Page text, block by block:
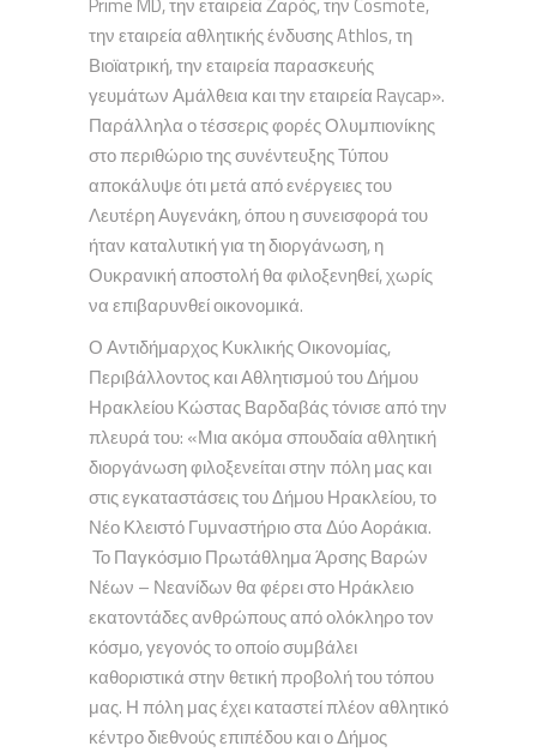
την εταιρεία αθλητικής ένδυσης Athlos, τη
Βιοϊατρική, την εταιρεία παρασκευής
γευμάτων Αμάλθεια και την εταιρεία Raycap».
Παράλληλα ο τέσσερις φορές Ολυμπιονίκης
στο περιθώριο της συνέντευξης Τύπου
αποκάλυψε ότι μετά από ενέργειες του
Λευτέρη Αυγενάκη, όπου η συνεισφορά του
ήταν καταλυτική για τη διοργάνωση, η
Ουκρανική αποστολή θα φιλοξενηθεί, χωρίς
να επιβαρυνθεί οικονομικά.
Ο Αντιδήμαρχος Κυκλικής Οικονομίας,
Περιβάλλοντος και Αθλητισμού του Δήμου
Ηρακλείου Κώστας Βαρδαβάς τόνισε από την
πλευρά του: «Μια ακόμα σπουδαία αθλητική
διοργάνωση φιλοξενείται στην πόλη μας και
στις εγκαταστάσεις του Δήμου Ηρακλείου, το
Νέο Κλειστό Γυμναστήριο στα Δύο Αοράκια.
Το Παγκόσμιο Πρωτάθλημα Άρσης Βαρών
Νέων – Νεανίδων θα φέρει στο Ηράκλειο
εκατοντάδες ανθρώπους από ολόκληρο τον
κόσμο, γεγονός το οποίο συμβάλει
καθοριστικά στην θετική προβολή του τόπου
μας. Η πόλη μας έχει καταστεί πλέον αθλητικό
κέντρο διεθνούς επιπέδου και ο Δήμος